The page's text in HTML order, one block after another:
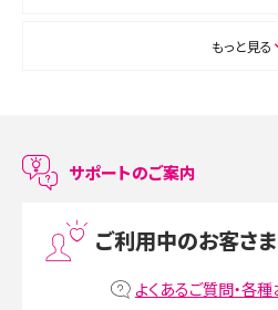
ASMRとは？初心者向けの代表ジャンルや楽
LINEで友だちを削除する方法は？方法ごとの
MNOとは？MVNOやMVNEとの違いやメリット
もっと見る
サポートのご案内
ご利用中のお客さま
よくあるご質問・各